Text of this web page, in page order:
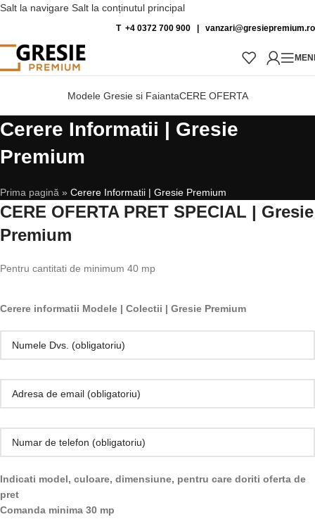
Salt la navigare Salt la conținutul principal
T +4 0372 700 900 | vanzari@gresiepremium.ro
Modele Gresie si FaiantaCERE OFERTA
Cerere Informatii | Gresie
Premium
Prima pagină » Cerere Informatii | Gresie Premium
CERE OFERTA PRET SPECIAL | Gresie
Premium
Pentru cantitati de minimum 40 mp
Cerere informatii Modele | Colectii | Gresie Premium
Indicati model, culoare, dimensiune, pentru care doriti oferta de
pret
Comanda minima 30 mp